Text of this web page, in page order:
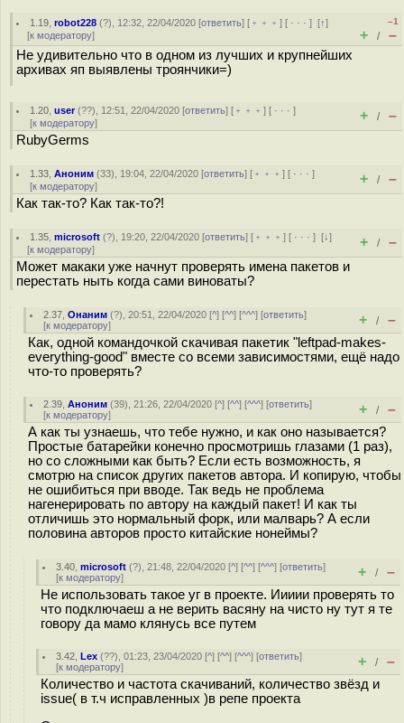
1.19 ,robot228 (?), 12:32, 22/04/2020 [ответить] [ ﹢﹢﹢] [ · · ·][↑]
[к модератору]
–1
+ / –
Не удивительно что в одном из лучших и крупнейших
архивах яп выявлены троянчики=)
1.20 ,user(??), 12:51, 22/04/2020 [ответить] [ ﹢﹢﹢] [ · · ·]
[к модератору] + / –
RubyGerms
1.33 ,Аноним (33), 19:04, 22/04/2020 [ответить] [ ﹢﹢﹢] [ · · ·]
[к модератору] + / –
Как так-то? Как так-то?!
1.35 ,microsoft (?), 19:20, 22/04/2020 [ответить] [ ﹢﹢﹢] [ · · ·][↓]
[к модератору] + / –
Может макаки уже начнут проверять имена пакетов и
перестать ныть когда сами виноваты?
2.37 ,Онаним (?), 20:51, 22/04/2020 [^] [^^] [^^^] [ответить]
[к модератору] + / –
Как, одной командочкой скачивая пакетик "leftpad-makes-
everything-good" вместе со всеми зависимостями, ещё надо
что-то проверять?
2.39 ,Аноним (39), 21:26, 22/04/2020 [^] [^^] [^^^] [ответить]
[к модератору] + / –
А как ты узнаешь, что тебе нужно, и как оно называется?
Простые батарейки конечно просмотришь глазами (1 раз),
но со сложными как быть? Если есть возможность, я
смотрю на список других пакетов автора. И копирую, чтобы
не ошибиться при вводе. Так ведь не проблема
нагенерировать по автору на каждый пакет! И как ты
отличишь это нормальный форк, или малварь? А если
половина авторов просто китайские нонеймы?
3.40 ,microsoft (?), 21:48, 22/04/2020 [^] [^^] [^^^] [ответить]
[к модератору] + / –
Не использовать такое уг в проекте. Иииии проверять то
что подключаеш а не верить васяну на чисто ну тут я те
говору да мамо клянусь все путем
3.42 ,Lex (??), 01:23, 23/04/2020 [^] [^^] [^^^] [ответить]
[к модератору] + / –
Количество и частота скачиваний, количество звёзд и
issue( в т.ч исправленных )в репе проекта